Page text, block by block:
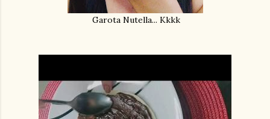
Garota Nutella... Kkkk